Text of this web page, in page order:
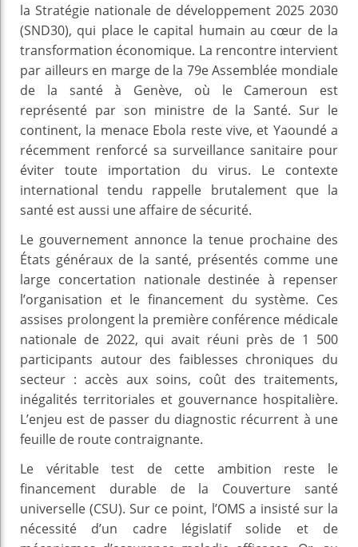
la Stratégie nationale de développement 2025 2030
(SND30), qui place le capital humain au cœur de la
transformation économique. La rencontre intervient
par ailleurs en marge de la 79e Assemblée mondiale
de la santé à Genève, où le Cameroun est
représenté par son ministre de la Santé. Sur le
continent, la menace Ebola reste vive, et Yaoundé a
récemment renforcé sa surveillance sanitaire pour
éviter toute importation du virus. Le contexte
international tendu rappelle brutalement que la
santé est aussi une affaire de sécurité.
Le gouvernement annonce la tenue prochaine des
États généraux de la santé, présentés comme une
large concertation nationale destinée à repenser
l’organisation et le financement du système. Ces
assises prolongent la première conférence médicale
nationale de 2022, qui avait réuni près de 1 500
participants autour des faiblesses chroniques du
secteur : accès aux soins, coût des traitements,
inégalités territoriales et gouvernance hospitalière.
L’enjeu est de passer du diagnostic récurrent à une
feuille de route contraignante.
Le véritable test de cette ambition reste le
financement durable de la Couverture santé
universelle (CSU). Sur ce point, l’OMS a insisté sur la
nécessité d’un cadre législatif solide et de